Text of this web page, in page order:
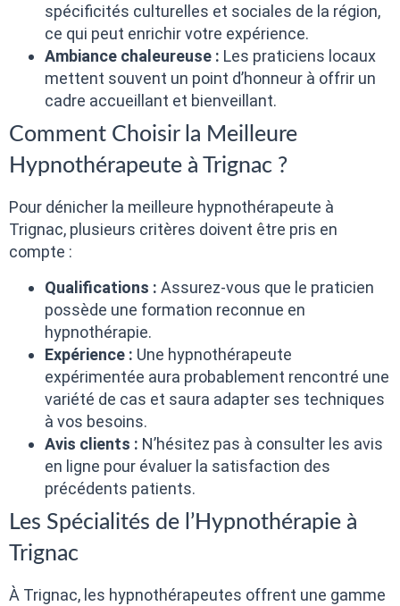
spécificités culturelles et sociales de la région,
ce qui peut enrichir votre expérience.
Ambiance chaleureuse : Les praticiens locaux
mettent souvent un point d’honneur à offrir un
cadre accueillant et bienveillant.
Comment Choisir la Meilleure
Hypnothérapeute à Trignac ?
Pour dénicher la meilleure hypnothérapeute à
Trignac, plusieurs critères doivent être pris en
compte :
Qualifications : Assurez-vous que le praticien
possède une formation reconnue en
hypnothérapie.
Expérience : Une hypnothérapeute
expérimentée aura probablement rencontré une
variété de cas et saura adapter ses techniques
à vos besoins.
Avis clients : N’hésitez pas à consulter les avis
en ligne pour évaluer la satisfaction des
précédents patients.
Les Spécialités de l’Hypnothérapie à
Trignac
À Trignac, les hypnothérapeutes offrent une gamme